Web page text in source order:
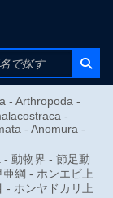
- Arthropoda -
-
- Anomura -
動物界 - 節足動
綱 - ホンエビ上
- ホンヤドカリ上